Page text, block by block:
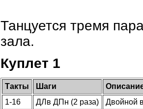
Танцуется тремя
зала.
Куплет 1
Такты Шаги
1-16
ДЛв ДПн (2 раза) Двойной